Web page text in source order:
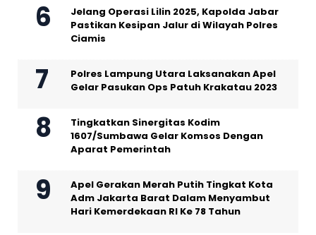
Jelang Operasi Lilin 2025, Kapolda Jabar
Pastikan Kesipan Jalur di Wilayah Polres
Ciamis
Polres Lampung Utara Laksanakan Apel
Gelar Pasukan Ops Patuh Krakatau 2023
Tingkatkan Sinergitas Kodim
1607/Sumbawa Gelar Komsos Dengan
Aparat Pemerintah
Apel Gerakan Merah Putih Tingkat Kota
Adm Jakarta Barat Dalam Menyambut
Hari Kemerdekaan RI Ke 78 Tahun